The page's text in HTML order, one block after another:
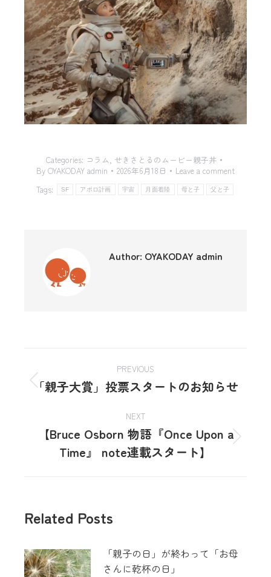
Categories: コラム, せきさとるのムービー親子丼
By OYAKODAY admin 2026年6月18日
Leave a comment
Tags:
SF アポロ計画 宇宙 月面着陸 母と子 父と子
Author: OYAKODAY admin
PREVIOUS
「親子大賞」投票スタートのお知らせ
NEXT
【Bruce Osborn 物語『Once Upon a
Time』 note連載スタート】
Related Posts
「親子の日」が終わって「お母
さんに乾杯の日」